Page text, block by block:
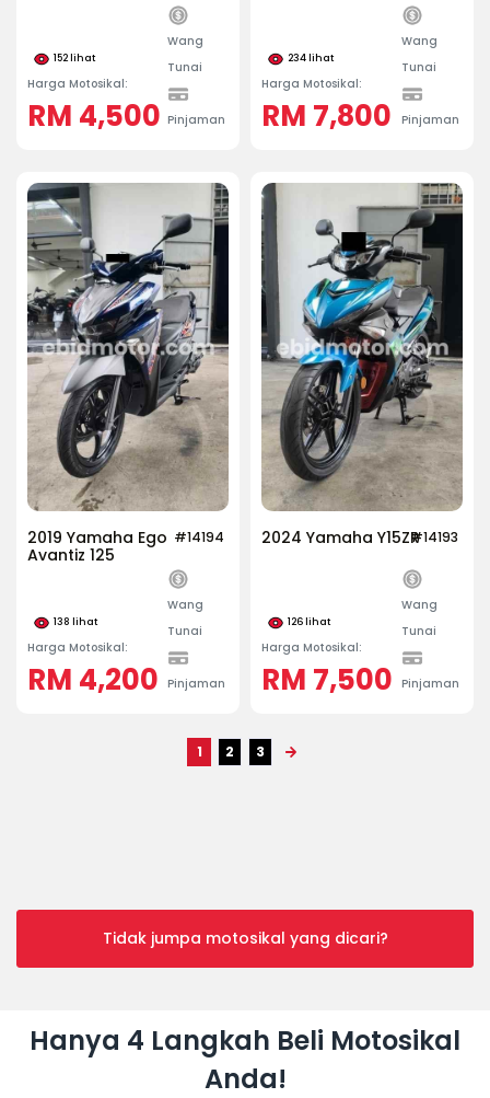
152lihat
Harga Motosikal:
RM 4,500
Wang
Tunai
Pinjaman
234lihat
Harga Motosikal:
RM 7,800
Wang
Tunai
Pinjaman
#14194
2019 Yamaha Ego
Avantiz 125
138 lihat
Harga Motosikal:
RM 4,200
Wang
Tunai
Pinjaman
#14193
2024 Yamaha Y15ZR
126lihat
Harga Motosikal:
RM 7,500
Wang
Tunai
Pinjaman
1 2 3
Tidak jumpa motosikal yang dicari?
Hanya 4 Langkah Beli Motosikal
Anda!